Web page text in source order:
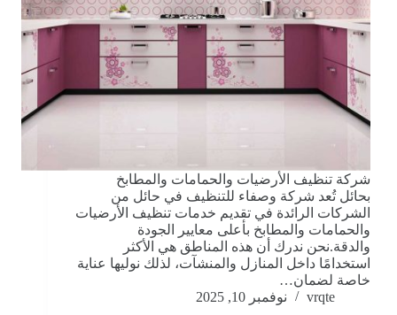
شركة تنظيف الأرضيات والحمامات والمطابخ
بحائل تُعد شركة وصفاء للتنظيف في حائل من
الشركات الرائدة في تقديم خدمات تنظيف الأرضيات
والحمامات والمطابخ بأعلى معايير الجودة
والدقة.نحن ندرك أن هذه المناطق هي الأكثر
استخدامًا داخل المنازل والمنشآت، لذلك نوليها عناية
خاصة لضمان…
vrqte
نوفمبر 10, 2025